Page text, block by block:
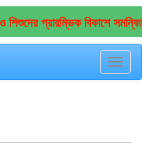
প্রারম্ভিক বিকাশে